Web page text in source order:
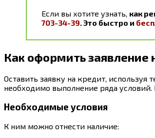
Если вы хотите узнать, как
703-34-39. Это быстро и
Как оформить заявление
Оставить заявку на кредит,
необходимо выполнение ряда условий.
Необходимые условия
К ним можно отнести наличие: